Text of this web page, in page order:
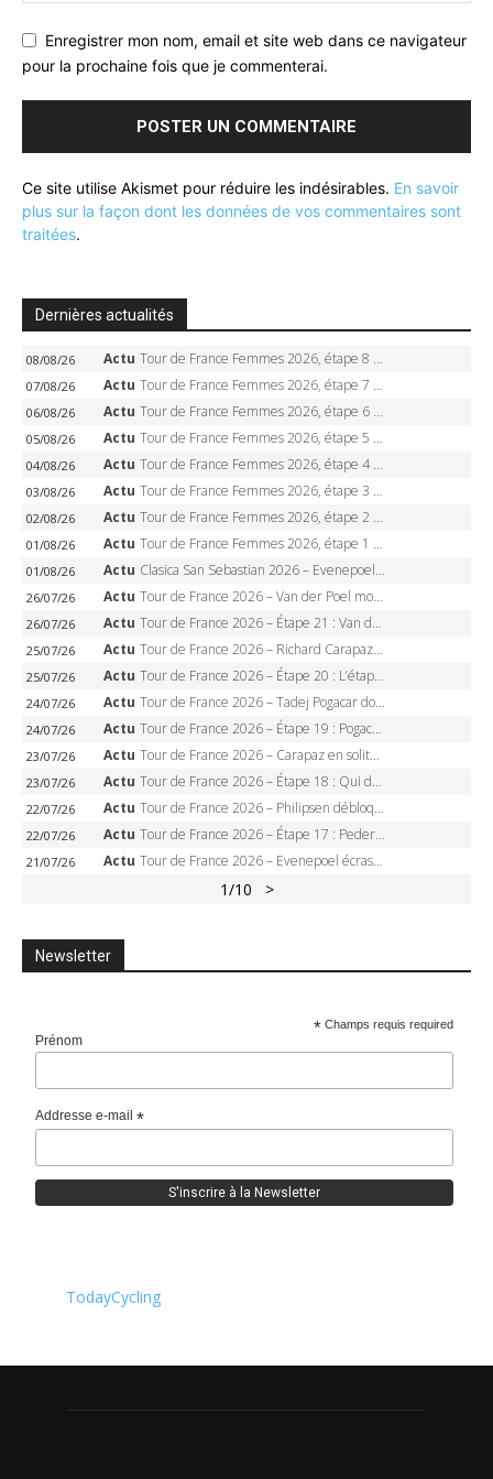
Enregistrer mon nom, email et site web dans ce navigateur
pour la prochaine fois que je commenterai.
Ce site utilise Akismet pour réduire les indésirables. En savoir
plus sur la façon dont les données de vos commentaires sont
traitées.
Dernières actualités
08/08/26 Actu Tour de France Femmes 2026, étape 8 – Demi Vollering gagne à Nice, reprend le jaune, Niewiadoma à 8 secondes
07/08/26 Actu Tour de France Femmes 2026, étape 7 – Kasia Niewiadoma gagne le Ventoux, maillot jaune, Reusser et Vollering piégées
06/08/26 Actu Tour de France Femmes 2026, étape 6 – Kim Le Court-Pienaar gagne à Tournon, Reusser en jaune
05/08/26 Actu Tour de France Femmes 2026, étape 5 – Demi Vollering gagne à Belleville, Reusser en jaune, Ferrand-Prévot coule
04/08/26 Actu Tour de France Femmes 2026, étape 4 – Marlen Reusser écrase le chrono, Ferrand-Prévot en crise
03/08/26 Actu Tour de France Femmes 2026, étape 3 – Sigrid Haugset en solitaire, 88 km d’échappée, maillot jaune
02/08/26 Actu Tour de France Femmes 2026, étape 2 – Lorena Wiebes doublé à Genève, Markus héroïque, 7e record
01/08/26 Actu Tour de France Femmes 2026, étape 1 – Lorena Wiebes intouchable à Lausanne, premier maillot jaune
01/08/26 Actu Clasica San Sebastian 2026 – Evenepoel recordman, 4e victoire, Carapaz battu au sprint
26/07/26 Actu Tour de France 2026 – Van der Poel monumental à Paris, Pogacar égale le record des cinq sacres
26/07/26 Actu Tour de France 2026 – Étape 21 : Van der Poel, Pogacar, qui succédera à Wout van Aert sur les Champs-Elysées ?
25/07/26 Actu Tour de France 2026 – Richard Carapaz roi des Alpes, doublé et maillot à pois, Seixas perd le podium
25/07/26 Actu Tour de France 2026 – Étape 20 : L’étape reine, Galibier, Sarenne, Alpe d’Huez, qui succédera à Pogacar ?
24/07/26 Actu Tour de France 2026 – Tadej Pogacar dompte l’Alpe d’Huez, 5e victoire, record de Pantani pulvérisé
24/07/26 Actu Tour de France 2026 – Étape 19 : Pogacar peut-il enfin dompter l’Alpe d’Huez ?
23/07/26 Actu Tour de France 2026 – Carapaz en solitaire à Orcières-Merlette, Paret-Peintre à un point du maillot à pois
23/07/26 Actu Tour de France 2026 – Étape 18 : Qui domptera Orcières-Merlette, première marche vers l’Alpe d’Huez ?
22/07/26 Actu Tour de France 2026 – Philipsen débloque son compteur à Voiron, Pedersen en danger pour le maillot vert
22/07/26 Actu Tour de France 2026 – Étape 17 : Pedersen peut-il verrouiller le maillot vert à Voiron ?
21/07/26 Actu Tour de France 2026 – Evenepoel écrase le chrono d’Évian, Seixas 4e, Lipowitz abandonne
1/10 >
Newsletter
* Champs requis required
Prénom
Addresse e-mail*
TodayCycling